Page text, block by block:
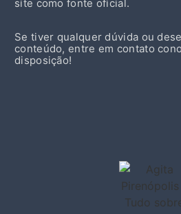
site como fonte oficial.
Se tiver qualquer dúvida ou
conteúdo, entre em contato
disposição!